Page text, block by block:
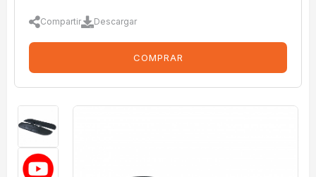
Compartir Descargar
COMPRAR